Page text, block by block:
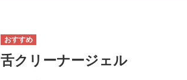
舌クリーナージェル